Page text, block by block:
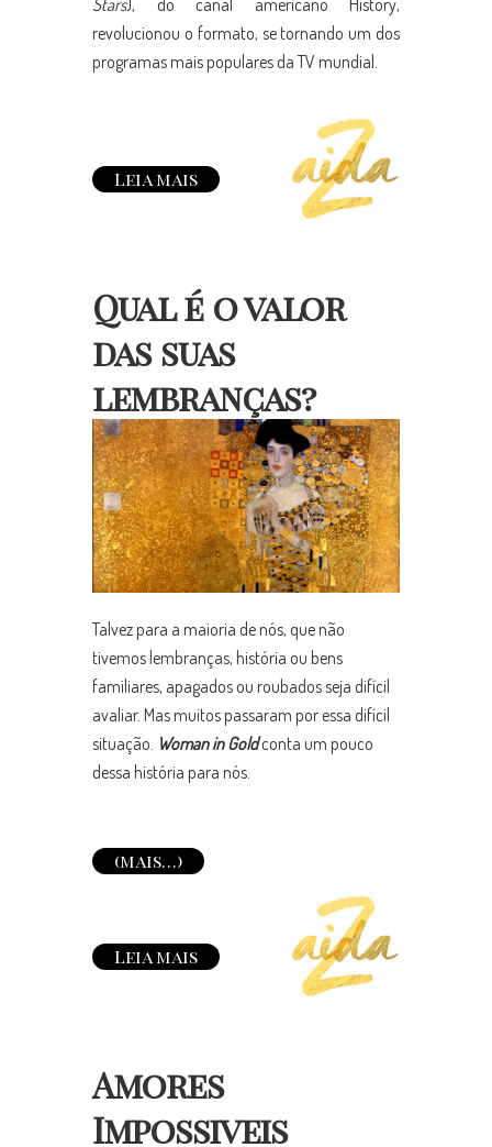
revolucionou o formato, se tornando um dos
programas mais populares da TV mundial.
Leia mais
Qual é o valor
das suas
lembranças?
Talvez para a maioria de nós, que não
tivemos lembranças, história ou bens
familiares, apagados ou roubados seja difícil
avaliar. Mas muitos passaram por essa difícil
situação. Woman in Goldconta um pouco
dessa história para nós.
(mais…)
Leia mais
Amores
Impossiveis